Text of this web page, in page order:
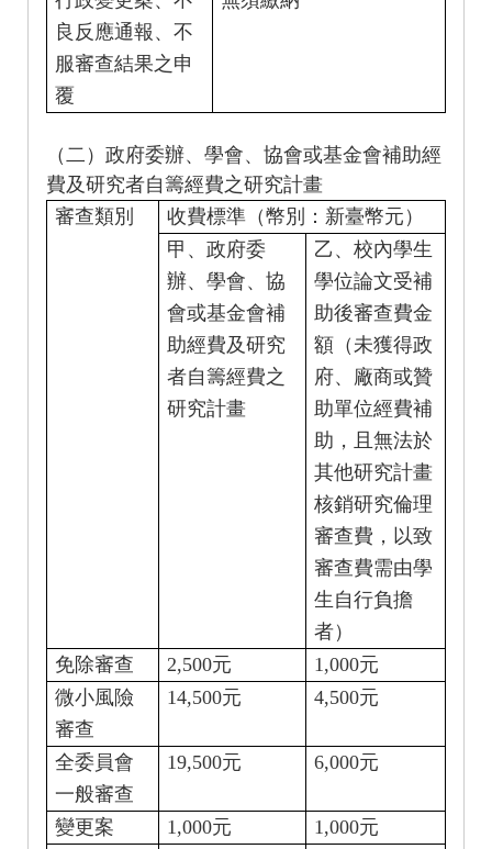
良反應通報、不
服審查結果之申
覆
（二）政府委辦、學會、協會或基金會補助經
費及研究者自籌經費之研究計畫
審查類別
收費標準（幣別：新臺幣元）
甲、政府委
辦、學會、協
會或基金會補
助經費及研究
者自籌經費之
研究計畫
乙、校內學生
學位論文受補
助後審查費金
額（未獲得政
府、廠商或贊
助單位經費補
助，且無法於
其他研究計畫
核銷研究倫理
審查費，以致
審查費需由學
生自行負擔
者）
免除審查
2,500元 1,000元
微小風險
審查
14,500元 4,500元
全委員會
一般審查
19,500元 6,000元
變更案 1,000元 1,000元